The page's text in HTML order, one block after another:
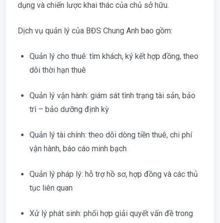
dụng và chiến lược khai thác của chủ sở hữu.
Dịch vụ quản lý của BĐS Chung Anh bao gồm:
Quản lý cho thuê: tìm khách, ký kết hợp đồng, theo
dõi thời hạn thuê
Quản lý vận hành: giám sát tình trạng tài sản, bảo
trì – bảo dưỡng định kỳ
Quản lý tài chính: theo dõi dòng tiền thuê, chi phí
vận hành, báo cáo minh bạch
Quản lý pháp lý: hỗ trợ hồ sơ, hợp đồng và các thủ
tục liên quan
Xử lý phát sinh: phối hợp giải quyết vấn đề trong